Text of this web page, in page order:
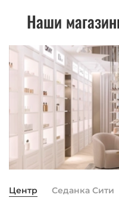
Наши
Центр Седанка Сити